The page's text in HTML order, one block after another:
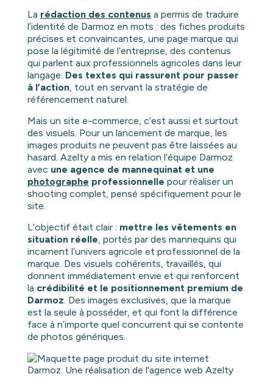
La rédaction des contenus a permis de traduire
l’identité de Darmoz en mots : des fiches produits
précises et convaincantes, une page marque qui
pose la légitimité de l’entreprise, des contenus
qui parlent aux professionnels agricoles dans leur
langage. Des textes qui rassurent pour passer
à l’action, tout en servant la stratégie de
référencement naturel.
Mais un site e-commerce, c’est aussi et surtout
des visuels. Pour un lancement de marque, les
images produits ne peuvent pas être laissées au
hasard. Azelty a mis en relation l’équipe Darmoz
avec une agence de mannequinat et une
photographe professionnelle pour réaliser un
shooting complet, pensé spécifiquement pour le
site.
L’objectif était clair : mettre les vêtements en
situation réelle, portés par des mannequins qui
incarnent l’univers agricole et professionnel de la
marque. Des visuels cohérents, travaillés, qui
donnent immédiatement envie et qui renforcent
la crédibilité et le positionnement premium de
Darmoz. Des images exclusives, que la marque
est la seule à posséder, et qui font la différence
face à n’importe quel concurrent qui se contente
de photos génériques.